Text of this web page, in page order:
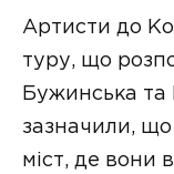
Артисти до
туру, що
Бужинська
зазначили,
міст, де вони